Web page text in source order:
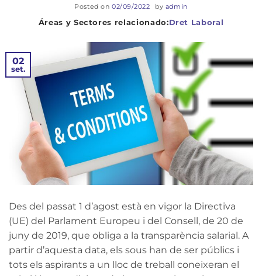
Dret Laboral
Posted on 02/09/2022 by admin
02
set.
Des del passat 1 d’agost està en vigor la Directiva
(UE) del Parlament Europeu i del Consell, de 20 de
juny de 2019, que obliga a la transparència salarial. A
partir d’aquesta data, els sous han de ser públics i
tots els aspirants a un lloc de treball coneixeran el